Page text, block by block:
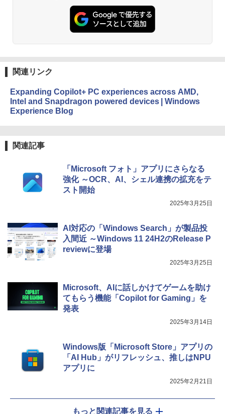
関連リンク
Expanding Copilot+ PC experiences across AMD,
Intel and Snapdragon powered devices | Windows
Experience Blog
関連記事
「Microsoft フォト」アプリにさらなる
強化 ～OCR、AI、シェル連携の拡充をテ
スト開始
2025年3月25日
AI対応の「Windows Search」が製品投
入間近 ～Windows 11 24H2のRelease P
reviewに登場
2025年3月25日
Microsoft、AIに話しかけてゲームを助け
てもらう機能「Copilot for Gaming」を
発表
2025年3月14日
Windows版「Microsoft Store」アプリの
「AI Hub」がリフレッシュ、推しはNPU
アプリに
2025年2月21日
もっと関連記事を見る